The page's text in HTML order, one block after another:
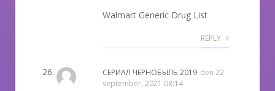
Walmart Generic Drug List
REPLY
СЕРИАЛ ЧЕРНОБЫЛЬ 2019 den 22
september, 2021 08:14